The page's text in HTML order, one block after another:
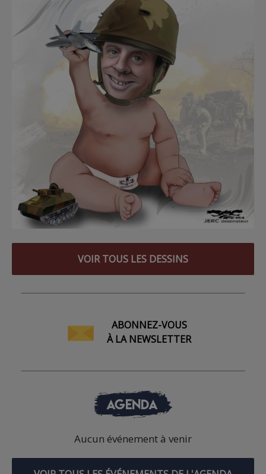
VOIR TOUS LES DESSINS
ABONNEZ-VOUS
À LA NEWSLETTER
AGENDA
Aucun événement à venir